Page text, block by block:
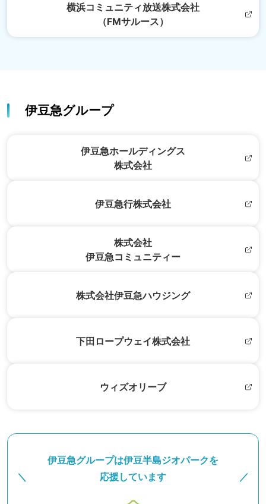
横浜コミュニティ放送株式会社
（FMサルース）
伊豆急グループ
伊豆急ホールディングス
株式会社
伊豆急行株式会社
株式会社
伊豆急コミュニティー
株式会社伊豆急ハウジング
下田ロープウェイ株式会社
ウィズオリーブ
＼
伊豆急グループは伊豆半島ジオパークを
応援しています
／